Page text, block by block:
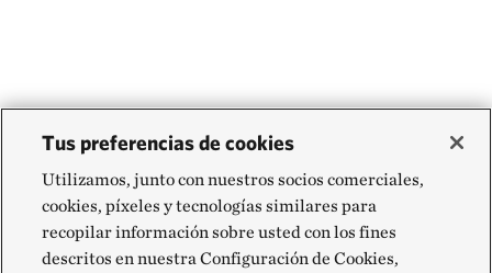
Tus preferencias de cookies
Utilizamos, junto con nuestros socios comerciales,
cookies, píxeles y tecnologías similares para
recopilar información sobre usted con los fines
descritos en nuestra Configuración de Cookies,